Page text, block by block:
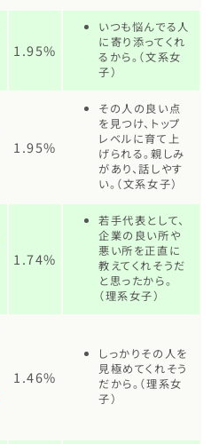
1.95%
いつも悩んでる人
に寄り添ってくれ
るから。（文系女
子）
1.95%
その人の良い点
を見つけ、トップ
レベルに育て上
げられる。親しみ
があり、話しやす
い。（文系女子）
1.74%
若手代表として、
企業の良い所や
悪い所を正直に
教えてくれそうだ
と思ったから。
（理系女子）
1.46%
しっかりその人を
見極めてくれそう
だから。（理系女
子）